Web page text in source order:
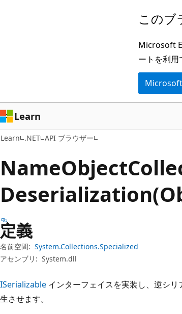
ン
ツ
に
ス
ッ
プ
ゲ
ー
シ
ョ
に
ス
キ
プ
このブ
Microsoft
ートを利用
Microsoft
Learn
Learn .NET API ブラウザー
NameObject
定義
名前空間: System.Collections.Specialized
アセンブリ: System.dll
ISerializable インターフェイスを実装し、逆シ
生させます。